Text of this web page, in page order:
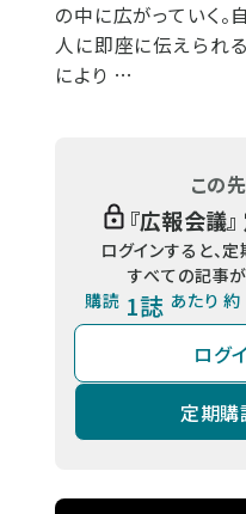
の中に広がっていく
人に即座に伝えられ
により …
この
『広報会議
ログインすると、
すべての記事
購読 1誌 あたり 約
ログ
定期購